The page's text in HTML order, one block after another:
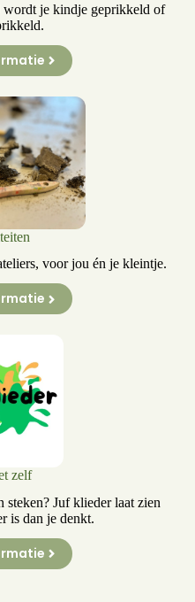
wordt je kindje geprikkeld of
voor jou én je kleintje.
zelf
steken? Juf klieder laat zien
is dan je denkt.